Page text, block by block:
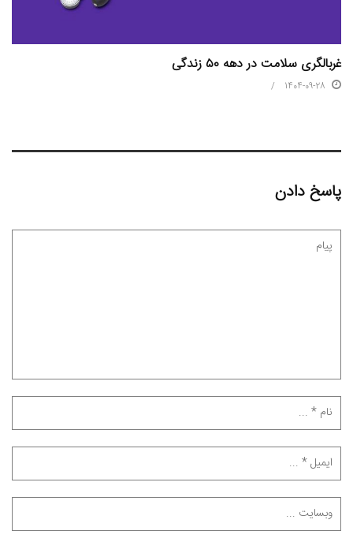
غربالگری سلامت در دهه ۵۰ زندگی
1404-09-28
پاسخ دادن